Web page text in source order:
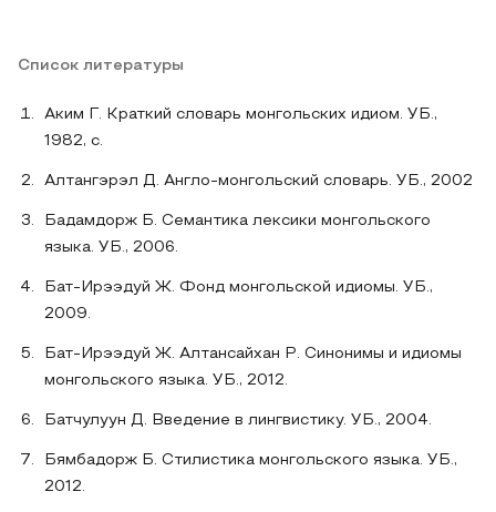
Список литературы
Аким Г. Краткий словарь монгольских идиом. УБ.,
1982, с.
Алтангэрэл Д. Англо-монгольский словарь. УБ., 2002
Бадамдорж Б. Семантика лексики монгольского
языка. УБ., 2006.
Бат-Ирээдуй Ж. Фонд монгольской идиомы. УБ.,
2009.
Бат-Ирээдуй Ж. Алтансайхан Р. Синонимы и идиомы
монгольского языка. УБ., 2012.
Батчулуун Д. Введение в лингвистику. УБ., 2004.
Бямбадорж Б. Стилистика монгольского языка. УБ.,
2012.